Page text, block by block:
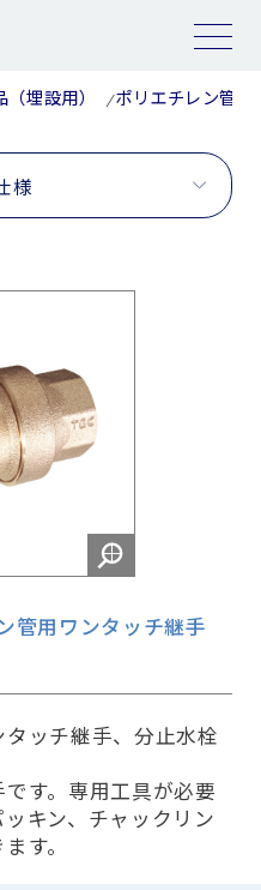
埋設用） ポリエチレン管用
様
管用ワンタッチ継手
ッチ継手、分止水栓
す。専用工具が必要
キン、チャックリン
す。